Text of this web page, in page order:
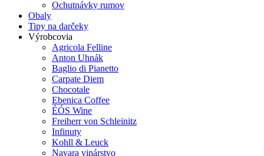
Ochutnávky rumov
Obaly
Tipy na darčeky
Výrobcovia
Agricola Felline
Anton Uhnák
Baglio di Pianetto
Carpate Diem
Chocotale
Ebenica Coffee
ÉÓS Wine
Freiherr von Schleinitz
Infinuty
Kohll & Leuck
Navara vinárstvo